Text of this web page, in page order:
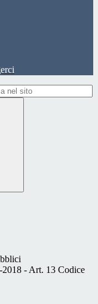
- Art. 13 Codice